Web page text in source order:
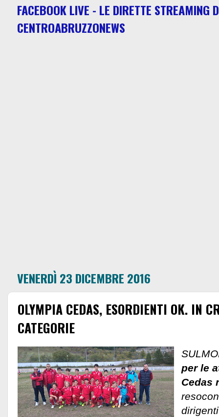
FACEBOOK LIVE - LE DIRETTE STREAMING
CENTROABRUZZONEWS
VENERDÌ 23 DICEMBRE 2016
OLYMPIA CEDAS, ESORDIENTI OK. IN
CATEGORIE
per le
Cedas